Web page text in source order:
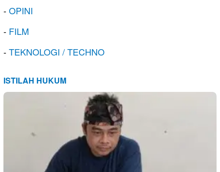
-OPINI
- FILM
-TEKNOLOGI / TECHNO
ISTILAH HUKUM